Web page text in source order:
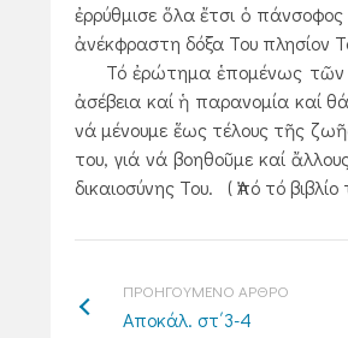
ἐρρύθμισε ὅλα ἔτσι ὁ
ἀνέκφραστη δόξα Του πλησίον
Τό ἐρώτημα ἑπομένως τῶν
ἀσέβεια καί ἡ παρανομία καί
νά μένουμε ἕως τέλους τῆς
του, γιά νά βοηθοῦμε καί
δικαιοσύνης Του. ( Ἀπό τό
ΠΡΟΗΓΟΥΜΕΝΟ ΑΡΘΡΟ
Αποκάλ. στ΄3-4